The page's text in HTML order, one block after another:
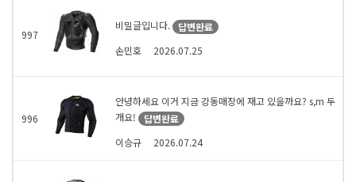
997
비밀글입니다.
답변완료
손민호
2026.07.25
996
안녕하세요 이거 지금 강동매장에 재고 있을까요? s,m 두
개요!
답변완료
이승규
2026.07.24